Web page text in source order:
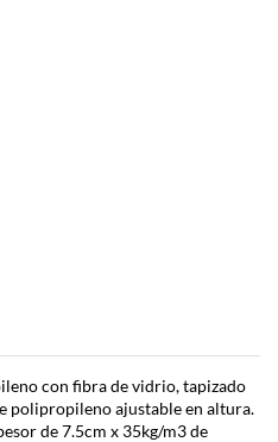
con fibra de vidrio, tapizado
polipropileno ajustable en altura.
de 7.5cm x 35kg/m3 de